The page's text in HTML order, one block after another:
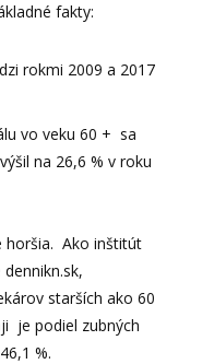
fakty:
rokmi 2009 a 2017
vo veku 60 + sa
na 26,6 % v roku
horšia. Ako inštitút
starších ako 60
je podiel zubných
%.